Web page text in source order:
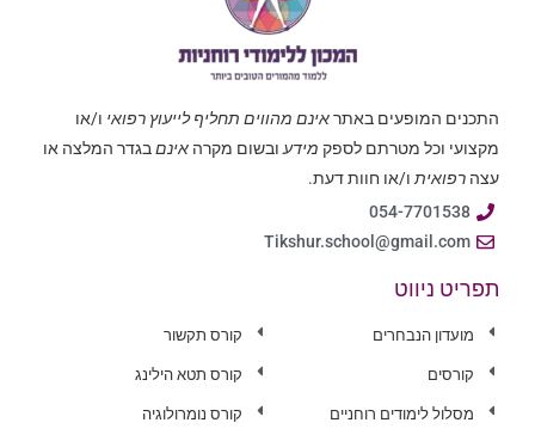
התכנים המופעים באתראינם מהווים תחליף לייעוץ רפואי ו/או
מקצועי וכל מטרתם לספק מידע ובשום מקרה אינםבגדר המלצה או
עצה רפואית ו/או חוות דעת.
054-7701538
Tikshur.school@gmail.com
תפריט ניווט
מועדון הנבחרים
קורסים
מסלול לימודים רוחניים
קורס תקשור
קורס תטא הילינג
קורס נומרולוגיה